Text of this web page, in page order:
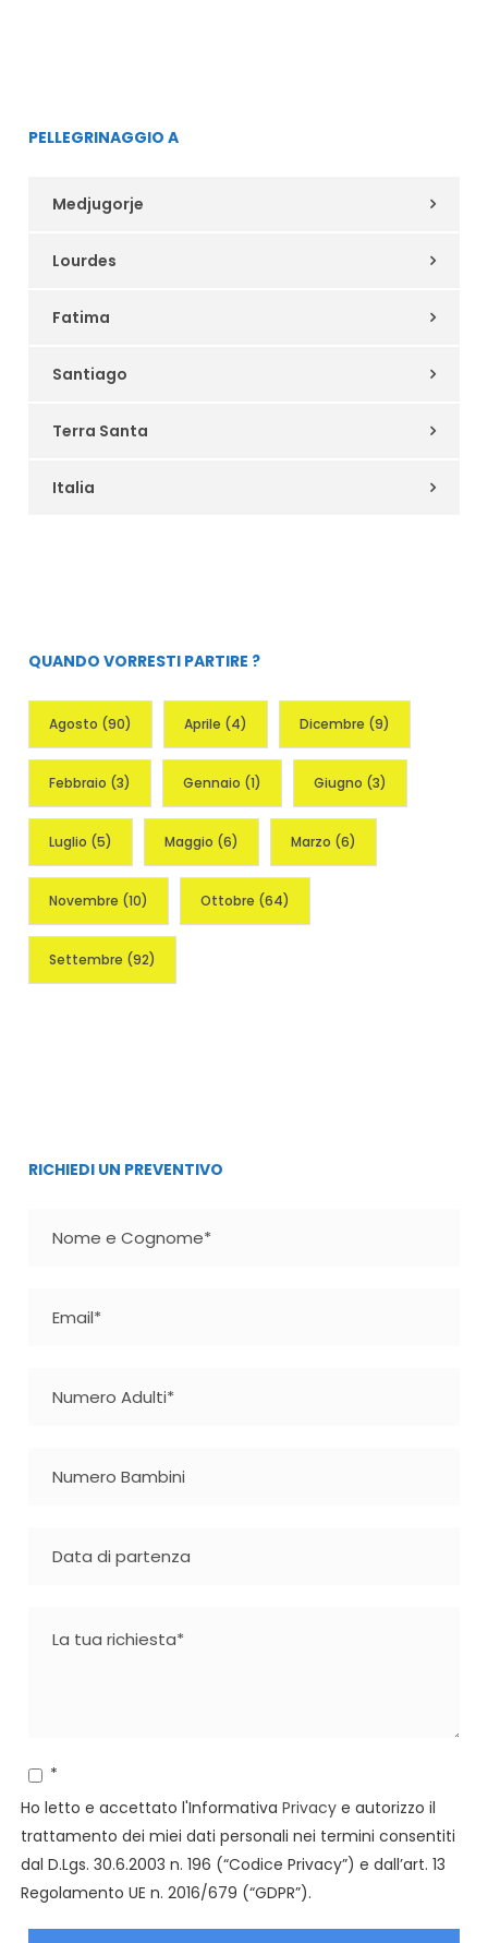
PELLEGRINAGGIO A
Medjugorje
Lourdes
Fatima
Santiago
Terra Santa
Italia
QUANDO VORRESTI PARTIRE ?
Agosto (90) Aprile (4) Dicembre (9)
Febbraio (3) Gennaio (1) Giugno (3)
Luglio (5) Maggio (6) Marzo (6)
Novembre (10) Ottobre (64)
Settembre (92)
RICHIEDI UN PREVENTIVO
*
Ho letto e accettato l'Informativa Privacy e autorizzo il
trattamento dei miei dati personali nei termini consentiti
dal D.Lgs. 30.6.2003 n. 196 (“Codice Privacy”) e dall’art. 13
Regolamento UE n. 2016/679 (“GDPR”).